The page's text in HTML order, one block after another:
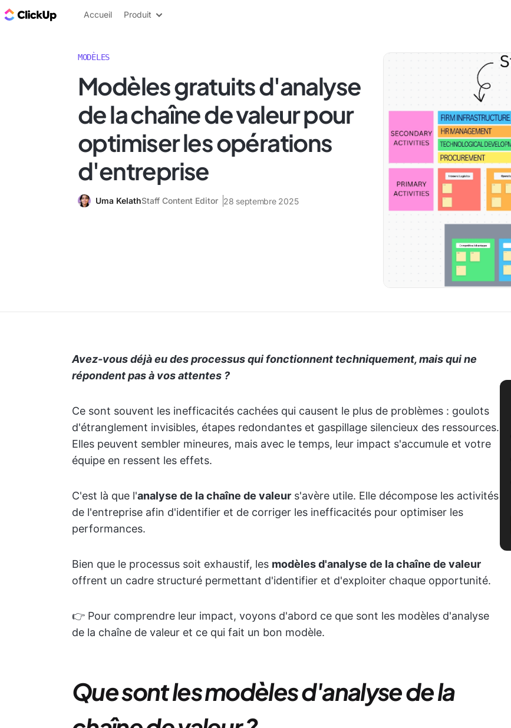
ClickUp Blog
Accueil Produit
MODÈLES
Modèles gratuits d'analyse
de la chaîne de valeur pour
optimiser les opérations
d'entreprise
Uma KelathStaff Content Editor 28 septembre 2025
Avez-vous déjà eu des processus qui fonctionnent techniquement, mais qui ne
répondent pas à vos attentes ?
Ce sont souvent les inefficacités cachées qui causent le plus de problèmes : goulots
d'étranglement invisibles, étapes redondantes et gaspillage silencieux des ressources.
Elles peuvent sembler mineures, mais avec le temps, leur impact s'accumule et votre
équipe en ressent les effets.
C'est là que l'analyse de la chaîne de valeur s'avère utile. Elle décompose les activités
de l'entreprise afin d'identifier et de corriger les inefficacités pour optimiser les
performances.
Bien que le processus soit exhaustif, les modèles d'analyse de la chaîne de valeur
offrent un cadre structuré permettant d'identifier et d'exploiter chaque opportunité.
👉 Pour comprendre leur impact, voyons d'abord ce que sont les modèles d'analyse
de la chaîne de valeur et ce qui fait un bon modèle.
Que sont les modèles d'analyse de la